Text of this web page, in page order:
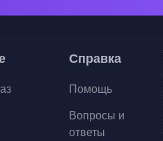
Справка
Помощь
Вопросы и
ответы